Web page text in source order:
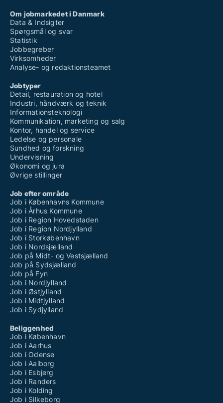
Om jobmarkedet i Danmark
Data & Indsigter
Spørgsmål og svar
Statistik
Jobbegreber
Virksomheder
Analyse- og redaktionsteamet
Jobtyper
Detail, restauration og hotel
Industri, håndværk og teknik
Informationsteknologi
Kommunikation, marketing og salg
Kontor, handel og service
Ledelse og personale
Sundhed og forskning
Undervisning
Økonomi og jura
Øvrige stillinger
Job efter område
Job i Københavns Kommune
Job i Århus Kommune
Job i Region Hovedstaden
Job i Region Nordjylland
Job i Storkøbenhavn
Job i Nordsjælland
Job på Midt- og Vestsjælland
Job på Sydsjælland
Job på Fyn
Job i Nordjylland
Job i Østjylland
Job i Midtjylland
Job i Sydjylland
Beliggenhed
Job i København
Job i Aarhus
Job i Odense
Job i Aalborg
Job i Esbjerg
Job i Randers
Job i Kolding
Job i Silkeborg